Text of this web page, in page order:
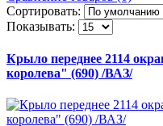
Сортировать:
Показывать:
Крыло переднее 2114
королева" (690) /ВАЗ/​